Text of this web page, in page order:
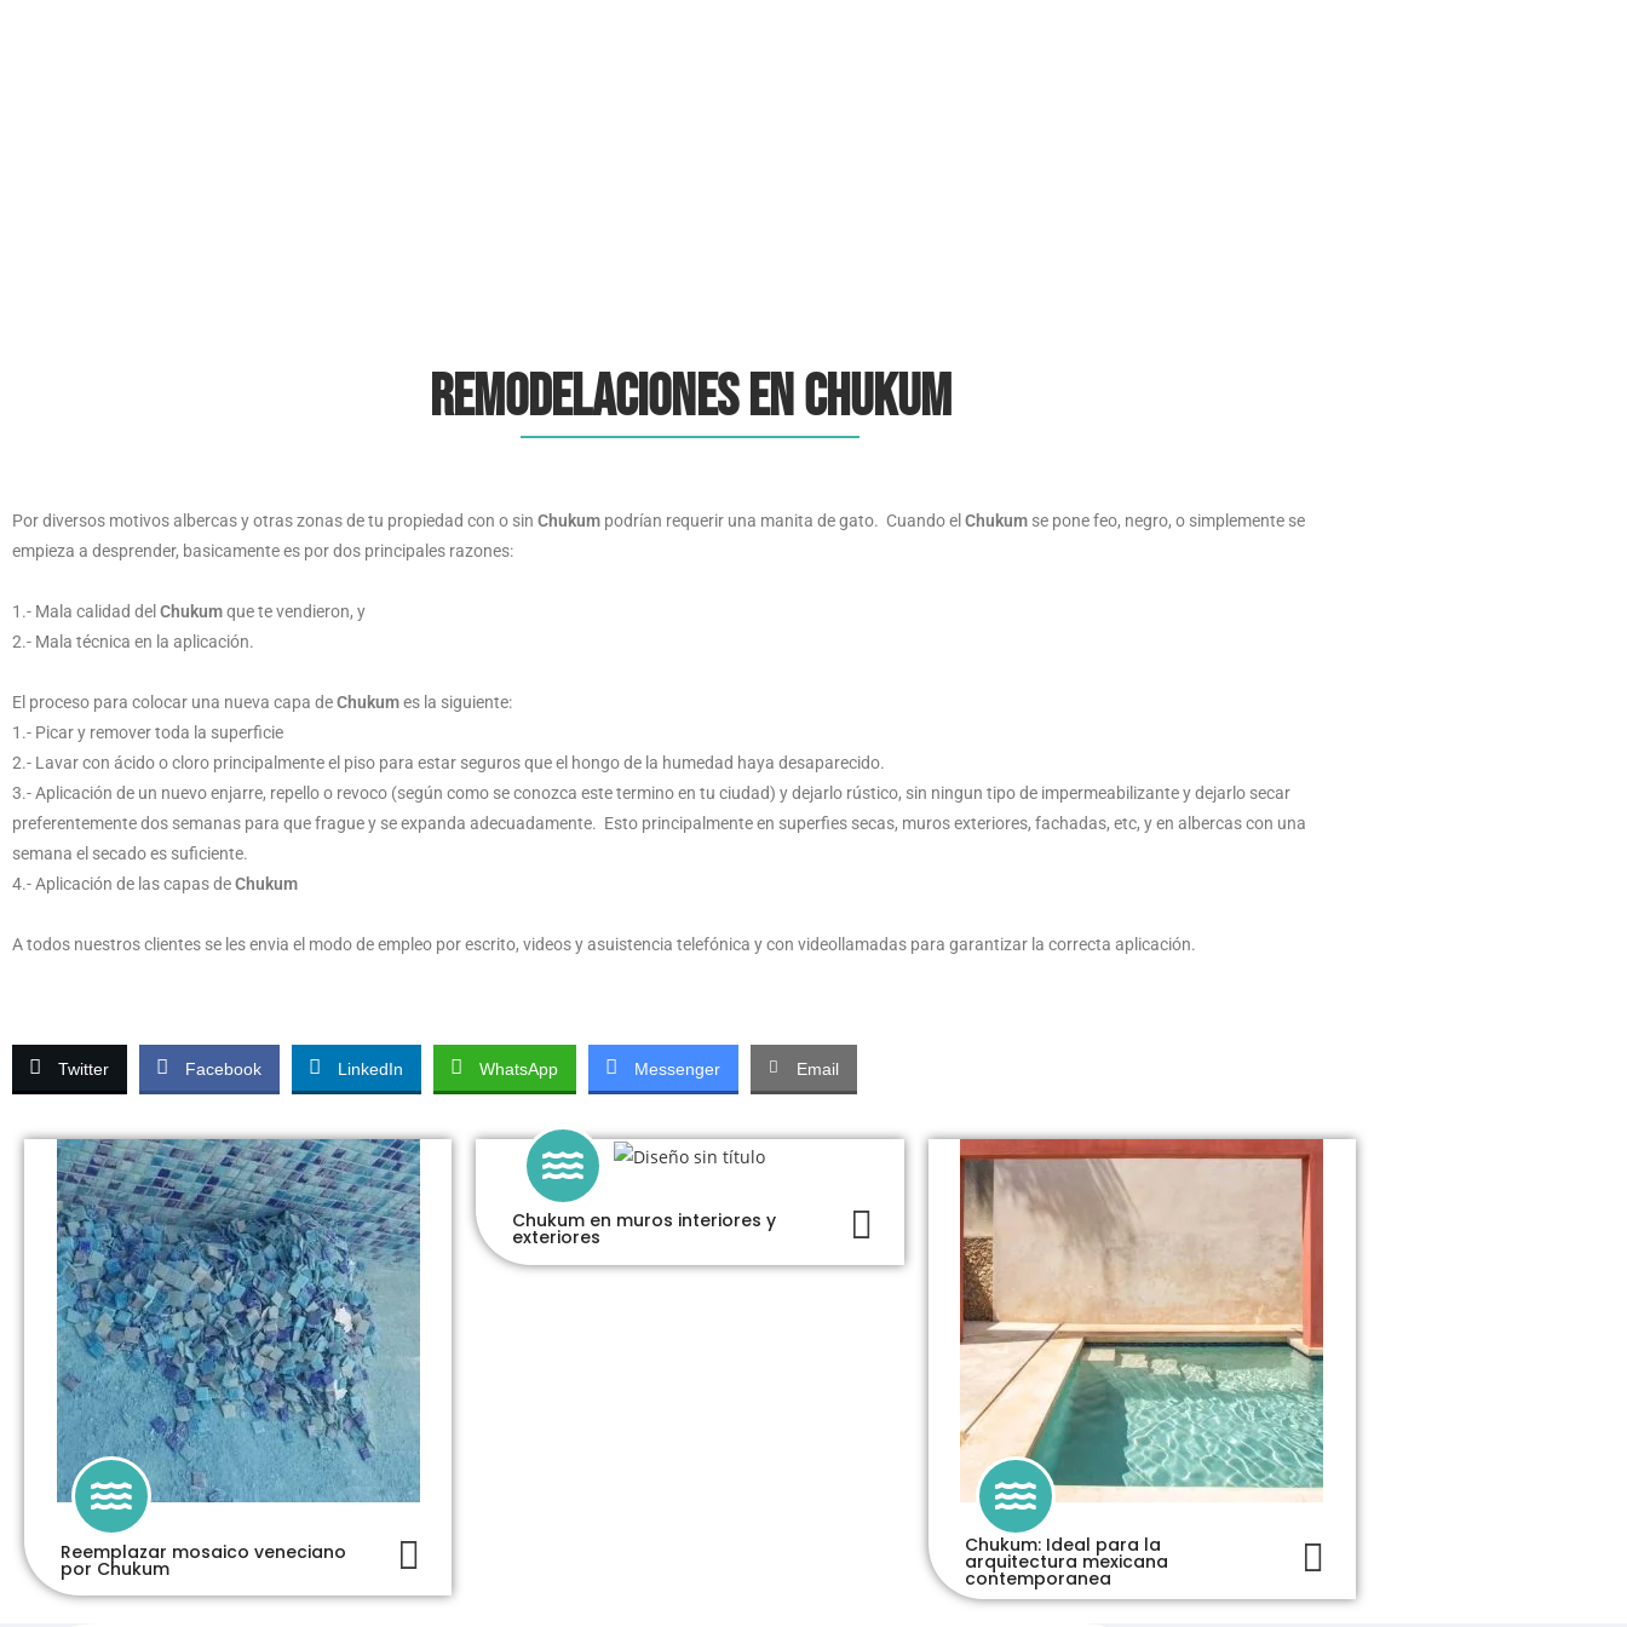
Remodelaciones en Chukum
Por diversos motivos albercas y otras zonas de tu propiedad con o sin Chukum podrían requerir una manita de gato. Cuando el Chukum se pone feo, negro, o simplemente se
empieza a desprender, basicamente es por dos principales razones:
1.- Mala calidad del Chukumque te vendieron, y
2.- Mala técnica en la aplicación.
El proceso para colocar una nueva capa deChukumes la siguiente:
1.- Picar y remover toda la superficie
2.- Lavar con ácido o cloro principalmente el piso para estar seguros que el hongo de la humedad haya desaparecido.
3.- Aplicación de un nuevo enjarre, repello o revoco (según como se conozca este termino en tu ciudad) y dejarlo rústico, sin ningun tipo de impermeabilizante y dejarlo secar
preferentemente dos semanas para que frague y se expanda adecuadamente. Esto principalmente en superfies secas, muros exteriores, fachadas, etc, y en albercas con una
semana el secado es suficiente.
4.- Aplicación de las capas deChukum
A todos nuestros clientes se les envia el modo de empleo por escrito, videos y asuistencia telefónica y con videollamadas para garantizar la correcta aplicación.
Twitter Facebook LinkedIn WhatsApp Messenger Email
Reemplazar mosaico veneciano
por Chukum
Chukum en muros interiores y
exteriores
Chukum: Ideal para la
arquitectura mexicana
contemporanea